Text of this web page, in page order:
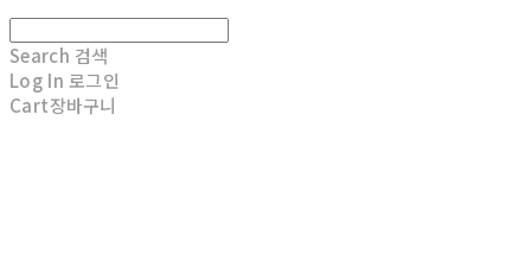
Search 검색
Log In 로그인
Cart장바구니